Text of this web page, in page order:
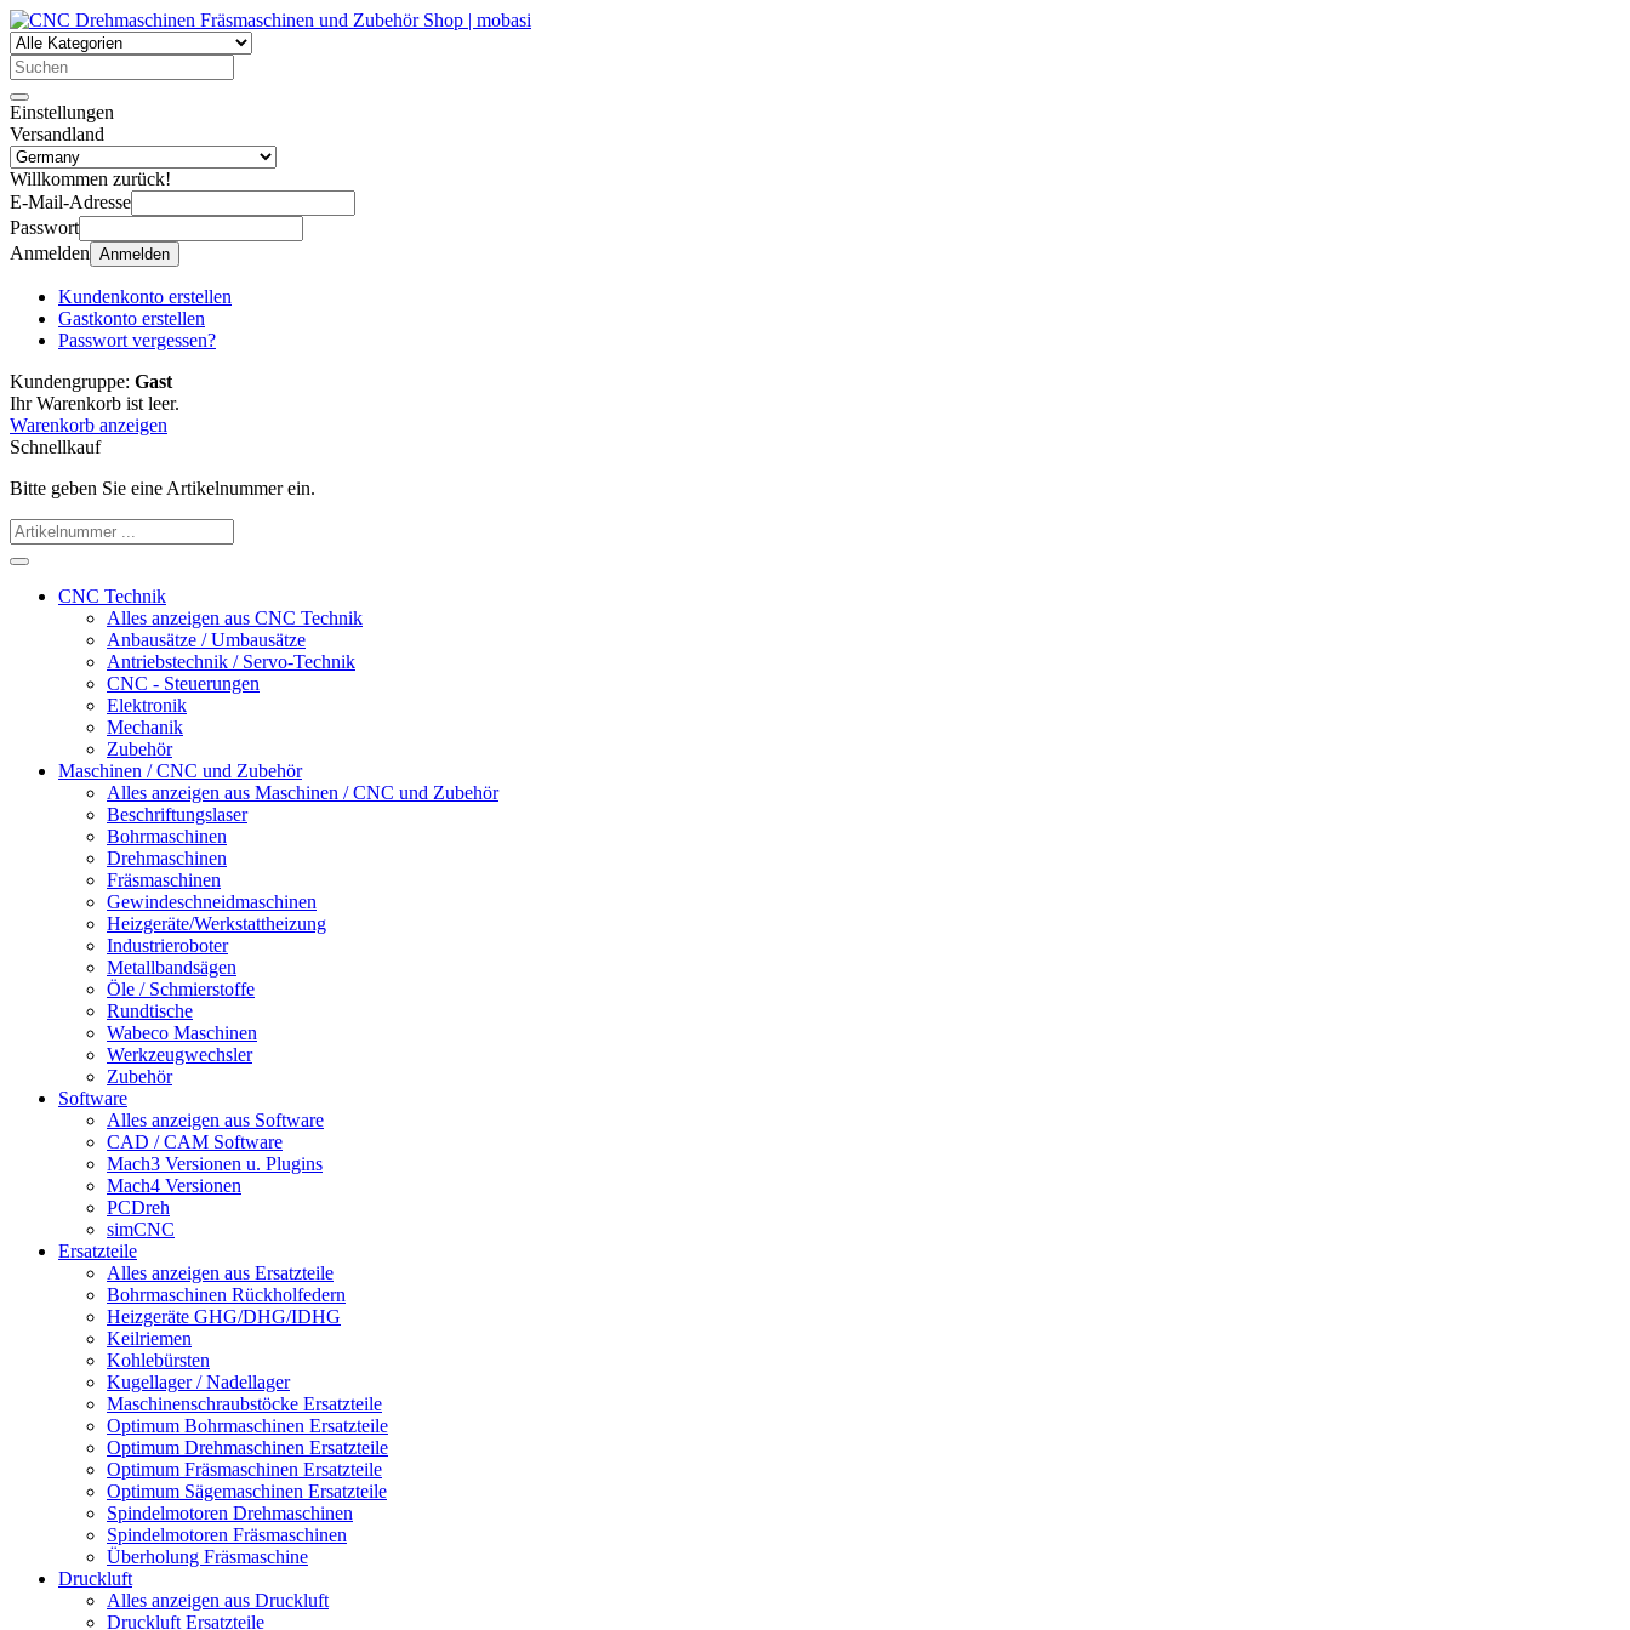
Einstellungen
Versandland
Willkommen zurück!
E-Mail-Adresse
Passwort
Anmelden Anmelden
Kundenkonto erstellen
Gastkonto erstellen
Passwort vergessen?
Kundengruppe: Gast
Ihr Warenkorb ist leer.
Warenkorb anzeigen
Schnellkauf
Bitte geben Sie eine Artikelnummer ein.
CNC Technik
Alles anzeigen aus CNC Technik
Anbausätze / Umbausätze
Antriebstechnik / Servo-Technik
CNC - Steuerungen
Elektronik
Mechanik
Zubehör
Maschinen / CNC und Zubehör
Alles anzeigen aus Maschinen / CNC und Zubehör
Beschriftungslaser
Bohrmaschinen
Drehmaschinen
Fräsmaschinen
Gewindeschneidmaschinen
Heizgeräte/Werkstattheizung
Industrieroboter
Metallbandsägen
Öle / Schmierstoffe
Rundtische
Wabeco Maschinen
Werkzeugwechsler
Zubehör
Software
Alles anzeigen aus Software
CAD / CAM Software
Mach3 Versionen u. Plugins
Mach4 Versionen
PCDreh
simCNC
Ersatzteile
Alles anzeigen aus Ersatzteile
Bohrmaschinen Rückholfedern
Heizgeräte GHG/DHG/IDHG
Keilriemen
Kohlebürsten
Kugellager / Nadellager
Maschinenschraubstöcke Ersatzteile
Optimum Bohrmaschinen Ersatzteile
Optimum Drehmaschinen Ersatzteile
Optimum Fräsmaschinen Ersatzteile
Optimum Sägemaschinen Ersatzteile
Spindelmotoren Drehmaschinen
Spindelmotoren Fräsmaschinen
Überholung Fräsmaschine
Druckluft
Alles anzeigen aus Druckluft
Druckluft Ersatzteile